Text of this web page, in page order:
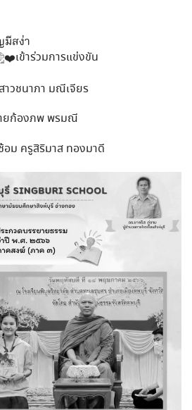
สง่า
เข้าร่วมการแข่งขัน
าวชนาภา มณีเจียร
ยก้องภพ พรมณี
ม ครูสิริมาส ทองมาดี